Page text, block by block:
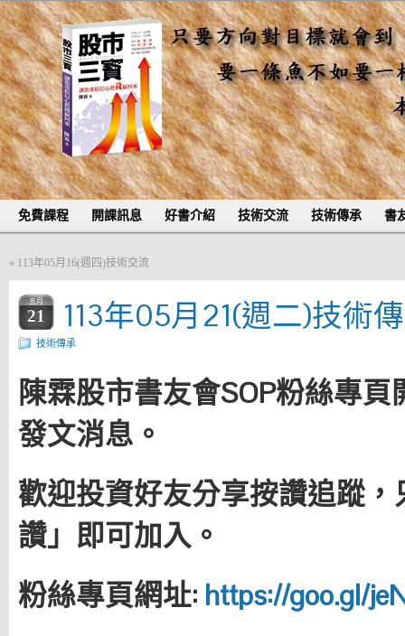
免費課程 開課訊息 好書介紹 技術交流 技術傳承 書
« 113年05月16(週四)技術交流
五月
21 113年05月21(週二)技術
技術傳承
陳霖股市書友會SOP粉絲專
發文消息。
歡迎投資好友分享按讚追蹤
讚」即可加入。
粉絲專頁網址: https://goo.gl/